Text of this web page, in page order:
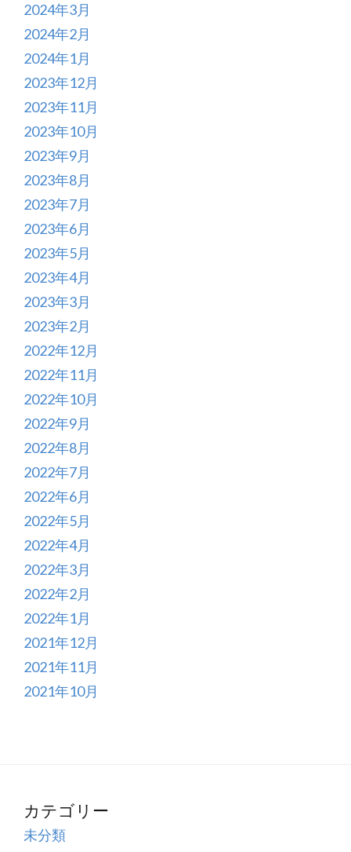
2024年3月
2024年2月
2024年1月
2023年12月
2023年11月
2023年10月
2023年9月
2023年8月
2023年7月
2023年6月
2023年5月
2023年4月
2023年3月
2023年2月
2022年12月
2022年11月
2022年10月
2022年9月
2022年8月
2022年7月
2022年6月
2022年5月
2022年4月
2022年3月
2022年2月
2022年1月
2021年12月
2021年11月
2021年10月
カテゴリー
未分類